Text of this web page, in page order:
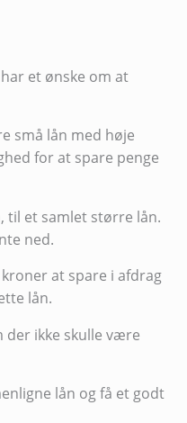
et ønske om at
små lån med høje
for at spare penge
til et samlet større lån.
ned.
at spare i afdrag
lån.
der ikke skulle være
lån og få et godt